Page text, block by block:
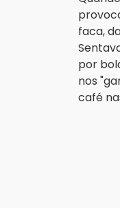
faca,
por
nos
café